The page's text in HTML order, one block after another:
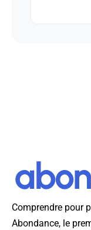
Comprendre pour
Abondance, le